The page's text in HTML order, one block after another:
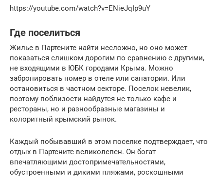
https://youtube.com/watch?v=ENieJqIp9uY
Где поселиться
Жилье в Партените найти несложно, но оно может
показаться слишком дорогим по сравнению с другими,
не входящими в ЮБК городами Крыма. Можно
забронировать номер в отеле или санатории. Или
остановиться в частном секторе. Поселок невелик,
поэтому поблизости найдутся не только кафе и
рестораны, но и разнообразные магазины и
колоритный крымский рынок.
Каждый побывавший в этом поселке подтверждает, что
отдых в Партените великолепен. Он богат
впечатляющими достопримечательностями,
обустроенными и дикими пляжами, роскошными